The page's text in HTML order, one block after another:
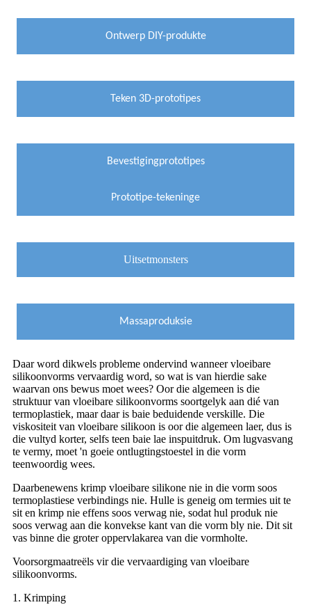
Ontwerp DIY-produkte
Teken 3D-prototipes
Bevestigingprototipes
Prototipe-tekeninge
Uitsetmonsters
Massaproduksie
Daar word dikwels probleme ondervind wanneer vloeibare
silikoonvorms vervaardig word, so wat is van hierdie sake
waarvan ons bewus moet wees? Oor die algemeen is die
struktuur van vloeibare silikoonvorms soortgelyk aan dié van
termoplastiek, maar daar is baie beduidende verskille. Die
viskositeit van vloeibare silikoon is oor die algemeen laer, dus is
die vultyd korter, selfs teen baie lae inspuitdruk. Om lugvasvang
te vermy, moet 'n goeie ontlugtingstoestel in die vorm
teenwoordig wees.
Daarbenewens krimp vloeibare silikone nie in die vorm soos
termoplastiese verbindings nie. Hulle is geneig om termies uit te
sit en krimp nie effens soos verwag nie, sodat hul produk nie
soos verwag aan die konvekse kant van die vorm bly nie. Dit sit
vas binne die groter oppervlakarea van die vormholte.
Voorsorgmaatreëls vir die vervaardiging van vloeibare
silikoonvorms.
1. Krimping